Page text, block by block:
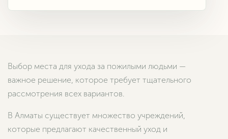
Выбор места для ухода за пожилыми людьми —
важное решение, которое требует тщательного
рассмотрения всех вариантов.
В Алматы существует множество учреждений,
которые предлагают качественный уход и